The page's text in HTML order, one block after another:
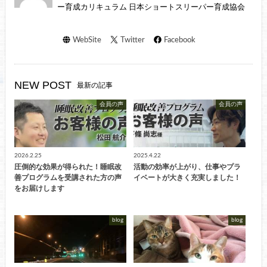
ー育成カリキュラム 日本ショートスリーパー育成協会
WebSite Twitter Facebook
NEW POST 最新の記事
会員の声
2026.2.25
圧倒的な効果が得られた！睡眠改
善プログラムを受講された方の声
をお届けします
会員の声
2025.4.22
活動の効率が上がり、仕事やプラ
イベートが大きく充実しました！
blog blog